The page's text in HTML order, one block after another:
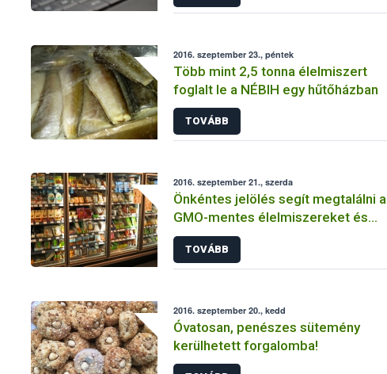
2016. szeptember 23., péntek
Több mint 2,5 tonna élelmiszert
foglalt le a NÉBIH egy hűtőházban
TOVÁBB
2016. szeptember 21., szerda
Önkéntes jelölés segít megtalálni a
GMO-mentes élelmiszereket és
takarmányokat
TOVÁBB
2016. szeptember 20., kedd
Óvatosan, penészes sütemény
kerülhetett forgalomba!